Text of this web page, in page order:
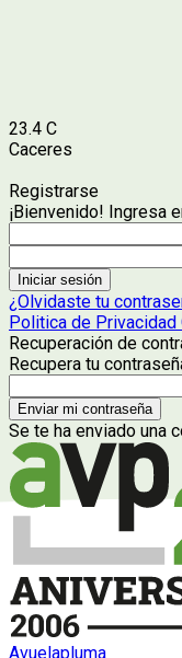
23.4 C
Caceres
Registrarse
¡Bienvenido! Ingresa
¿Olvidaste tu
Politica de Privacidad
Recuperación de
Recupera tu
Se te ha enviado una
Avuelapluma